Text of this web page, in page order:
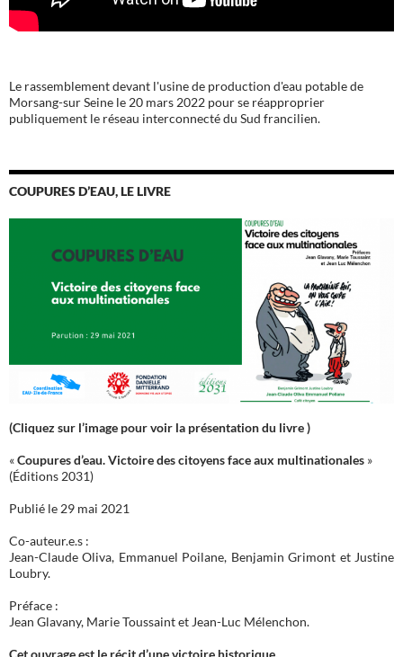
Le rassemblement devant l'usine de production d'eau potable de
Morsang-sur Seine le 20 mars 2022 pour se réapproprier
publiquement le réseau interconnecté du Sud francilien.
COUPURES D’EAU, LE LIVRE
(Cliquez sur l’image pour voir la présentation du livre )
«Coupures d’eau. Victoire des citoyens face aux multinationales »
(Éditions 2031)
Publié le 29 mai 2021
Co-auteur.e.s :
Jean-Claude Oliva, Emmanuel Poilane, Benjamin Grimont et Justine
Loubry.
Préface :
Jean Glavany, Marie Toussaint et Jean-Luc Mélenchon.
Cet ouvrage est le récit d’une victoire historique.